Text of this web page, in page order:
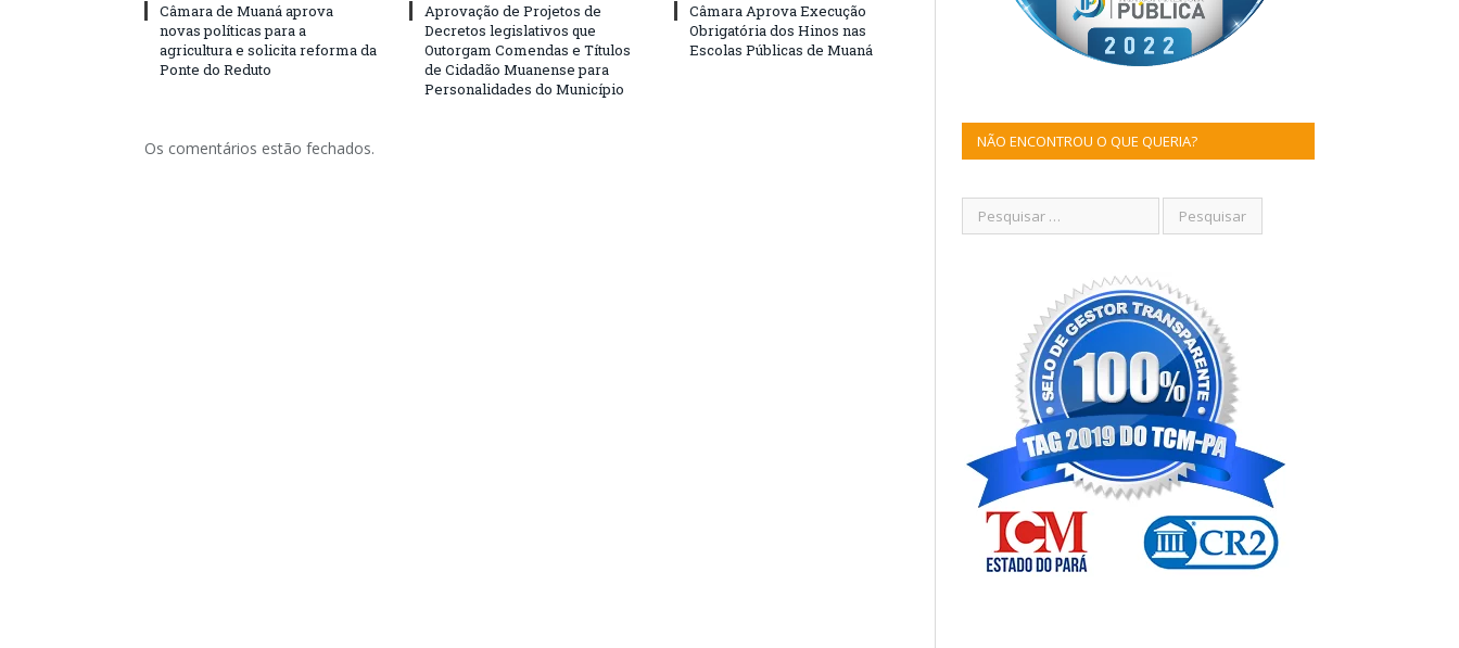
Câmara de Muaná aprova
novas políticas para a
agricultura e solicita reforma da
Ponte do Reduto
Aprovação de Projetos de
Decretos legislativos que
Outorgam Comendas e Títulos
de Cidadão Muanense para
Personalidades do Município
Câmara Aprova Execução
Obrigatória dos Hinos nas
Escolas Públicas de Muaná
Os comentários estão fechados. NÃO ENCONTROU O QUE QUERIA?